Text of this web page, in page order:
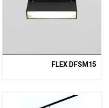
FLEX DFSM15